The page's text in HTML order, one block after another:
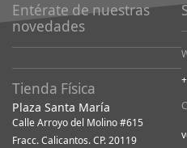
Entérate de nuestras
novedades
Tienda Física
Plaza Santa María
Calle Arroyo del Molino #615
Fracc. Calicantos. CP. 20119